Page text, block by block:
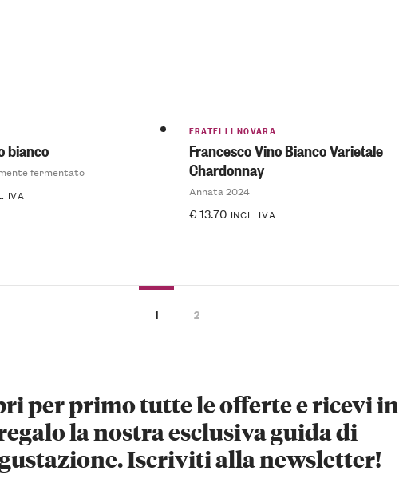
bianco
fermentato
IVA
FRATELLI NOVARA
Francesco Vino Bianco Varietale
Chardonnay
Annata 2024
€13.70 INCL. IVA
1 2
per primo tutte le offerte e ricevi in
la nostra esclusiva guida di
Iscriviti alla newsletter!